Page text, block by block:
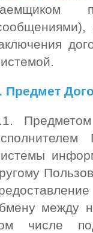
Предмет
Предметом
между
числе